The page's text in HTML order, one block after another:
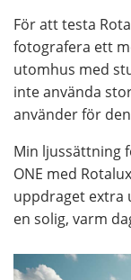
För att testa
fotografera ett
utomhus med
inte använda
använder för
Min ljussättning
ONE med
uppdraget extra
en solig, varm